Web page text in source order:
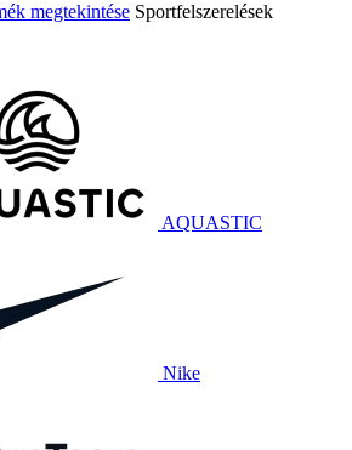
megtekintése Sportfelszerelések
AQUASTIC
Nike